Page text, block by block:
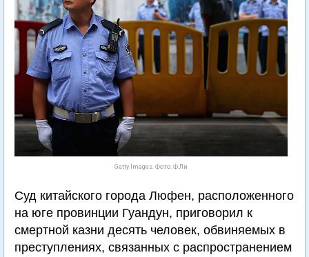
Getty Images. Фото: Ф.Ли
Суд китайского города Люфен, расположенного
на юге провинции Гуандун, приговорил к
смертной казни десять человек, обвиняемых в
преступлениях, связанных с распространением